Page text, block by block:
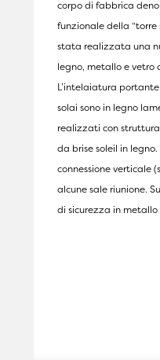
corpo di fabbrica
funzionale della “torre
stata realizzata una
legno, metallo e vetro
L’intelaiatura
solai sono in legno
realizzati con
da brise soleil in legno.
connessione verticale
alcune sale riunione.
di sicurezza in metallo